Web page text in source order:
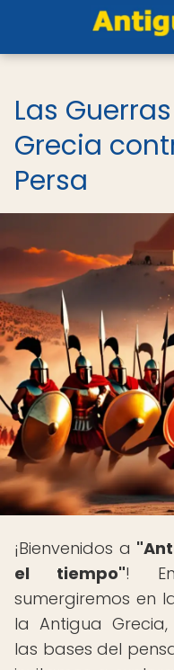
Las
Grecia
Persa
¡Bienvenidos a
el tiempo"!
sumergiremos en
la Antigua
las bases del